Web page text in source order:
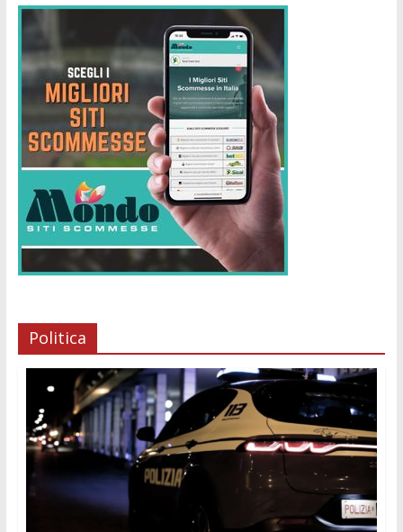
Politica